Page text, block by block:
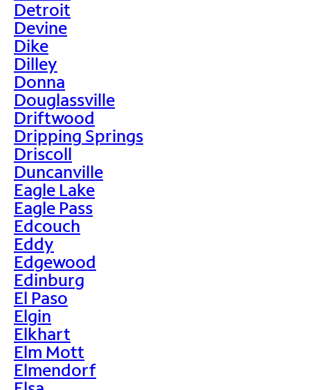
Detroit
Devine
Dike
Dilley
Donna
Douglassville
Driftwood
Dripping Springs
Driscoll
Duncanville
Eagle Lake
Eagle Pass
Edcouch
Eddy
Edgewood
Edinburg
El Paso
Elgin
Elkhart
Elm Mott
Elmendorf